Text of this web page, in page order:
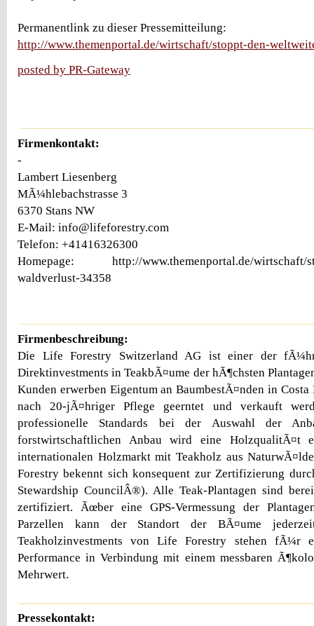
Permanentlink zu dieser Pressemitteilung:
http://www.themenportal.de/wirtschaft/stoppt-den-
posted by PR-Gateway
Firmenkontakt:
-
Lambert Liesenberg
MÃ¼hlebachstrasse 3
6370 Stans NW
E-Mail: info@lifeforestry.com
Telefon: +41416326300
Homepage: http://www.themenportal.de/wirtschaft/
waldverlust-34358
Firmenbeschreibung:
Die Life Forestry Switzerland AG ist einer der
Direktinvestments in TeakbÃ¤ume der hÃ¶chsten
Kunden erwerben Eigentum an BaumbestÃ¤nden in Costa
nach 20-jÃ¤hriger Pflege geerntet und verkauft
professionelle Standards bei der Auswahl der
forstwirtschaftlichen Anbau wird eine HolzqualitÃ¤t
internationalen Holzmarkt mit Teakholz aus
Forestry bekennt sich konsequent zur Zertifizierung
Stewardship CouncilÂ®). Alle Teak-Plantagen sind
zertifiziert. Ãœber eine GPS-Vermessung der
Parzellen kann der Standort der BÃ¤ume
Teakholzinvestments von Life Forestry stehen fÃ¼r
Performance in Verbindung mit einem messbaren
Mehrwert.
Pressekontakt: